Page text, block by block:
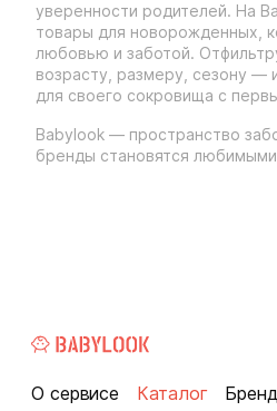
уверенности родителей. На
товары для новорожденных,
любовью и заботой.
возрасту, размеру, сезону —
для своего сокровища с
Babylook — пространство
бренды становятся
О сервисе Каталог